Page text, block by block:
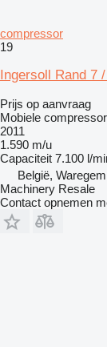
compressor
19
Ingersoll Rand 7
Prijs op aanvraag
Mobiele compressor
2011
1.590 m/u
Capaciteit 7.100 l/
België, Waregem
Machinery Resale
Contact opnemen